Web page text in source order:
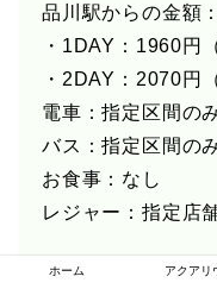
品川駅からの金額：
・1DAY：1960円
・2DAY：2070円
電車：指定区間の
バス：指定区間の
お食事：なし
レジャー：指定店
ホーム アクアリ